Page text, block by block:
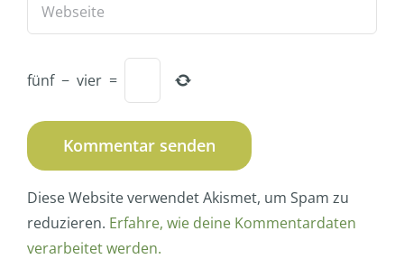
fünf − vier =
Diese Website verwendet Akismet, um Spam zu
reduzieren. Erfahre, wie deine Kommentardaten
verarbeitet werden.